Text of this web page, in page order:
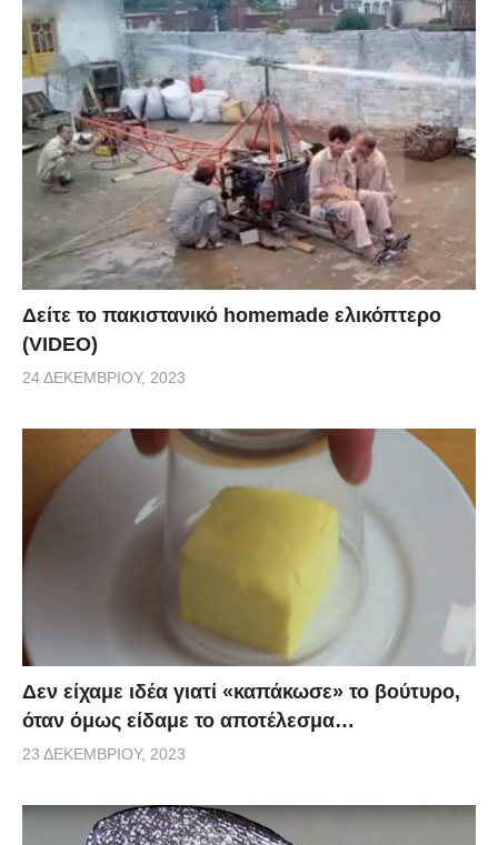
Δείτε το πακιστανικό homemade ελικόπτερο
(VIDEO)
24 ΔΕΚΕΜΒΡΊΟΥ, 2023
Δεν είχαμε ιδέα γιατί «καπάκωσε» το βούτυρο,
όταν όμως είδαμε το αποτέλεσμα…
23 ΔΕΚΕΜΒΡΊΟΥ, 2023